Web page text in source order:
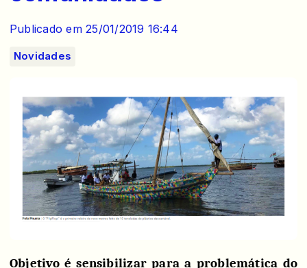
Publicado em 25/01/2019 16:44
Novidades
Objetivo é sensibilizar para a problemática do